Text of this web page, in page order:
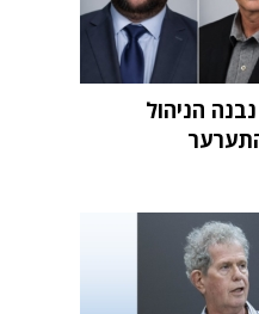
הניהול